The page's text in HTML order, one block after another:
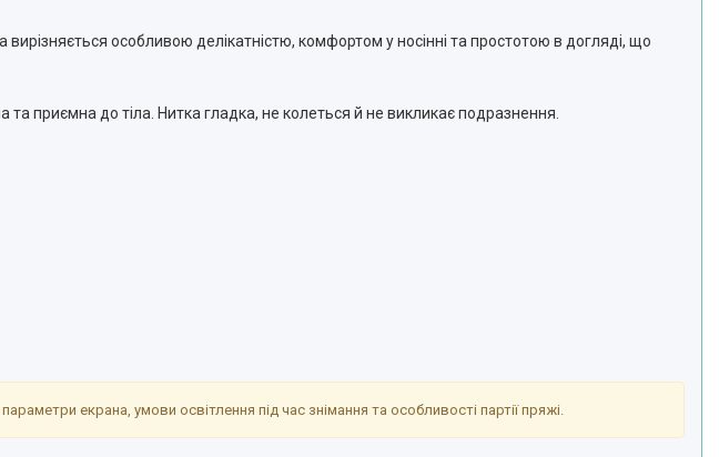
особливою делікатністю, комфортом у носінні та простотою в догляді, що
приємна до тіла. Нитка гладка, не колеться й не викликає подразнення.
екрана, умови освітлення під час знімання та особливості партії пряжі.